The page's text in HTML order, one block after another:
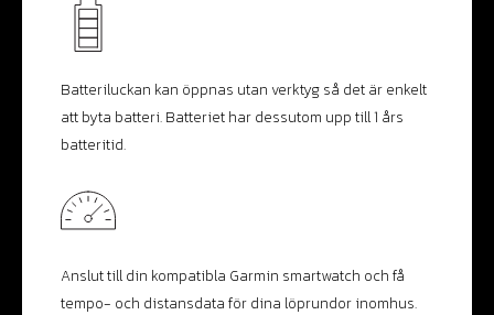
Batteriluckan kan öppnas utan verktyg så det är enkelt
att byta batteri. Batteriet har dessutom upp till 1 års
batteritid.
Anslut till din kompatibla Garmin smartwatch och få
tempo- och distansdata för dina löprundor inomhus.